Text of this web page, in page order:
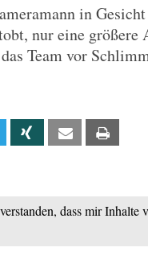
in
nur eine größere
Team vor
Linkedin Xing Email
dass mir Inhalte